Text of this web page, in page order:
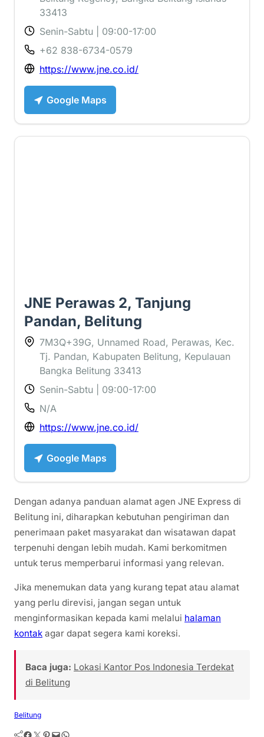
33413
Senin-Sabtu | 09:00-17:00
+62 838-6734-0579
https://www.jne.co.id/
Google Maps
JNE Perawas 2, Tanjung
Pandan, Belitung
7M3Q+39G, Unnamed Road, Perawas, Kec.
Tj. Pandan, Kabupaten Belitung, Kepulauan
Bangka Belitung 33413
Senin-Sabtu | 09:00-17:00
N/A
https://www.jne.co.id/
Google Maps
Dengan adanya panduan alamat agen JNE Express di
Belitung ini, diharapkan kebutuhan pengiriman dan
penerimaan paket masyarakat dan wisatawan dapat
terpenuhi dengan lebih mudah. Kami berkomitmen
untuk terus memperbarui informasi yang relevan.
Jika menemukan data yang kurang tepat atau alamat
yang perlu direvisi, jangan segan untuk
menginformasikan kepada kami melalui halaman
kontak agar dapat segera kami koreksi.
Baca juga: Lokasi Kantor Pos Indonesia Terdekat
di Belitung
Belitung